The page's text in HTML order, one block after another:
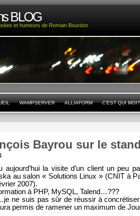
BLOG
et humeurs de Romain Bourdon
WAMPSERVER ALLIAFORM C'EST QUI MOI?
Bayrou sur le
aujourd’hui la visite d’un client un peu
au salon « Solutions Linux » (CNIT à
2007).
à PHP, MySQL, Talend…???
ne suis pas sûr de réussir à
permis de ramener un maximum de